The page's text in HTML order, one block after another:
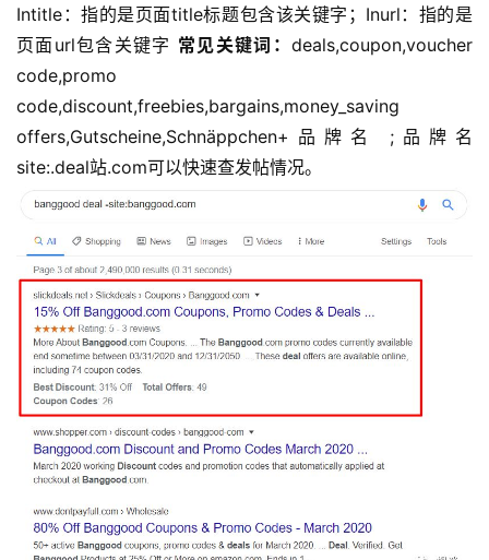
Intitle：指的是页面title标题包含该关键字；Inurl：指的是
页面url包含关键字 常见关键词： deals,coupon,voucher
code,promo
code,discount,freebies,bargains,money_saving
offers,Gutscheine,Schnäppchen+品牌名 ;品牌名
site:.deal站.com可以快速查发帖情况。